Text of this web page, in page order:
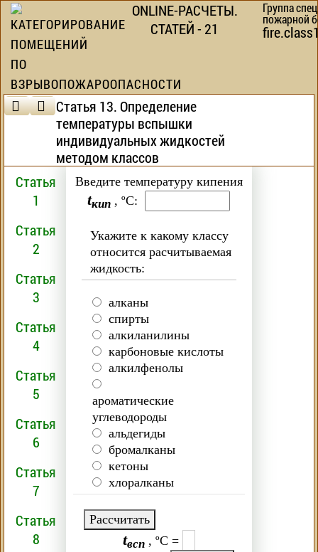
КАТЕГОРИРОВАНИЕ
ПОМЕЩЕНИЙ
ПО
ВЗРЫВОПОЖАРООПАСНОСТИ
ONLINE-РАСЧЕТЫ.
СТАТЕЙ - 21
Группа
пожарной
Статья 13. Определение
температуры вспышки
индивидуальных жидкостей
методом классов
Статья
1
Статья
2
Статья
3
Статья
4
Статья
5
Статья
6
Статья
7
Статья
8
Введите температуру кипения
tкип , ºC:
Укажите к какому классу
относится расчитываемая
жидкость:
алканы
спирты
алкиланилины
карбоновые кислоты
алкилфенолы
ароматические
углеводороды
альдегиды
бромалканы
кетоны
хлоралканы
Рассчитать
tвсп, ºC =